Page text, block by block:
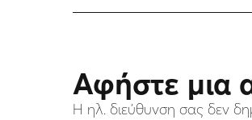
Αφήστε μια
Η ηλ. διεύθυνση σας δεν